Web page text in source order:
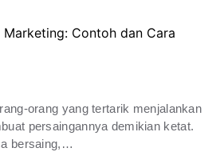
Contoh dan Cara
orang yang tertarik menjalankan
persaingannya demikian ketat.
bersaing,…